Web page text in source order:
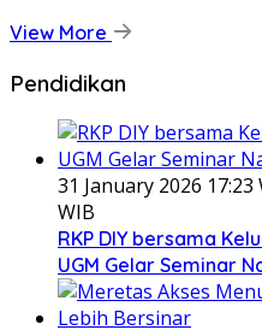
View More
Pendidikan
31 January 2026 17:23
WIB
RKP DIY bersama
UGM Gelar Seminar